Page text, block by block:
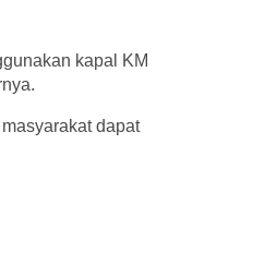
kapal KM
dapat